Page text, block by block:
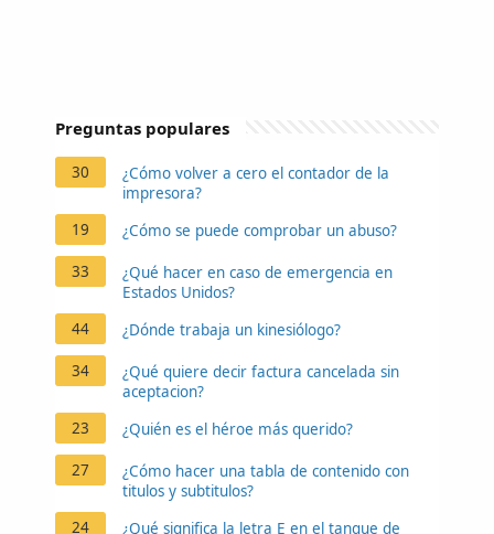
Preguntas populares
30
¿Cómo volver a cero el contador de la
impresora?
19
¿Cómo se puede comprobar un abuso?
33
¿Qué hacer en caso de emergencia en
Estados Unidos?
44
¿Dónde trabaja un kinesiólogo?
34
¿Qué quiere decir factura cancelada sin
aceptacion?
23
¿Quién es el héroe más querido?
27
¿Cómo hacer una tabla de contenido con
titulos y subtitulos?
24
¿Qué significa la letra E en el tanque de